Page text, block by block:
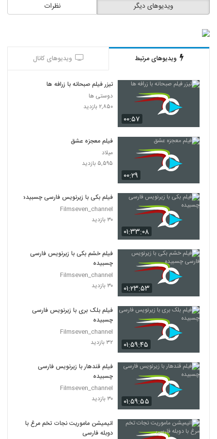
نظرات ویدیوهای دیگر
ویدیوهای مرتبط ویدیوهای کانال
۰۰:۵۷
تیزر فیلم صبحانه با زرافه ها
دوستی ها
۲,۸۵۰ بازدید
۰۰:۲۹
فیلم معجزه عشق
میلاد
۵,۵۹۵ بازدید
۰۱:۳۳:۰۸
فیلم بکی با زیرنویس فارسی چسبیده
Filmseven_channel
۳۰ بازدید
۰۱:۲۳:۵۳
فیلم خشم بکی با زیرنویس فارسی
چسبیده
Filmseven_channel
۳۰ بازدید
۰۱:۵۹:۴۵
فیلم بلک بری با زیرنویس فارسی
چسبیده
Filmseven_channel
۳۲ بازدید
۰۱:۵۹:۵۵
فیلم قندهار با زیرنویس فارسی
چسبیده
Filmseven_channel
۳۰ بازدید
انیمیشن ماموریت نجات تخم مرغ با
دوبله فارسی